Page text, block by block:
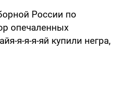
России по
опечаленных
я-я-я-яй купили негра,